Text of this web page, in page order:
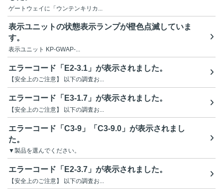
ゲートウェイに「ウンテンキリカ...
表示ユニットの状態表示ランプが橙色点滅していま
す。
表示ユニット KP-GWAP-...
エラーコード「E2-3.1」が表示されました。
【安全上のご注意】 以下の調査お...
エラーコード「E3-1.7」が表示されました。
【安全上のご注意】 以下の調査お...
エラーコード「C3-9」「C3-9.0」が表示されまし
た。
▼製品を選んでください。
エラーコード「E2-3.7」が表示されました。
【安全上のご注意】 以下の調査お...